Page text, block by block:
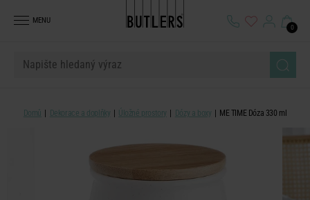
MENU
0
Domů Dekorace a doplňky Úložné prostory Dózy a boxy ME TIME Dóza 330 ml